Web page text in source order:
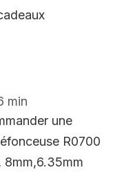
min
une
R0700
8mm,6.35mm